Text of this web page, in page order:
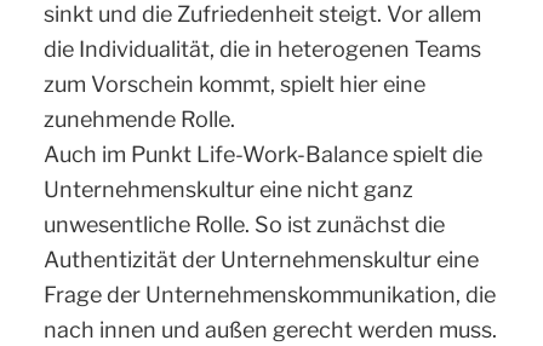
sinkt und die Zufriedenheit steigt. Vor allem
die Individualität, die in heterogenen Teams
zum Vorschein kommt, spielt hier eine
zunehmende Rolle.
Auch im Punkt Life-Work-Balance spielt die
Unternehmenskultur eine nicht ganz
unwesentliche Rolle. So ist zunächst die
Authentizität der Unternehmenskultur eine
Frage der Unternehmenskommunikation, die
nach innen und außen gerecht werden muss.